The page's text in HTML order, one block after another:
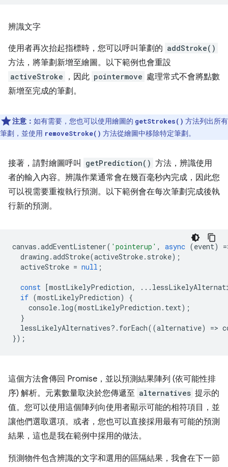
辨識文字
使用者再次抬起指標時，您可以呼叫筆劃的 addStroke()
方法，將筆劃新增至繪圖。以下範例也會重設
activeStroke ，因此 pointermove 處理常式不會將點數
新增至完成的筆劃。
注意： 如有需要，您也可以使用繪圖的 getStrokes() 方法列出所有
筆劃，並使用 removeStroke() 方法從繪圖中移除特定筆劃。
接著，請對繪圖呼叫 getPrediction() 方法，辨識使用
者的輸入內容。辨識作業通常會在幾百毫秒內完成，因此您
可以視需要重複執行預測。以下範例會在每次筆劃完成後執
行新的預測。
canvas .addEventListener( 'pointerup' , async (event) =
drawing .addStroke(activeStroke. stroke);
activeStroke = null ;
const [mostLikelyPrediction, ...
if (mostLikelyPrediction)
{
console. log(mostLikelyPrediction . text);
}
lessLikelyAlternatives? . forEach((alternative) =>
});
這個方法會傳回 Promise，並以預測結果陣列 (依可能性排
序) 解析。元素數量取決於您傳遞至 alternatives 提示的
值。您可以使用這個陣列向使用者顯示可能的相符項目，並
讓他們選取選項。或者，您也可以直接採用最有可能的預測
結果，這也是我在範例中採用的做法。
預測物件包含辨識的文字和選用的區隔結果，我會在下一節